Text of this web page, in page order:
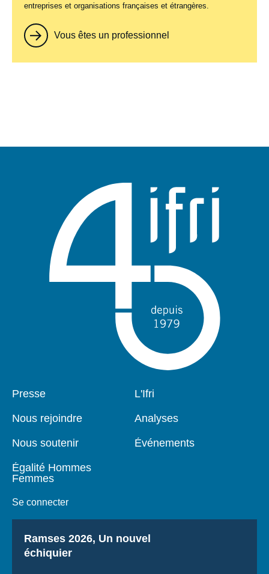
entreprises et organisations françaises et étrangères.
Vous êtes un professionnel
Pied
Presse
Nous rejoindre
Nous soutenir
Égalité Hommes
Femmes
Se connecter
Navigation
L'Ifri
Analyses
Événements
Titre
Ramses 2026, Un nouvel
échiquier